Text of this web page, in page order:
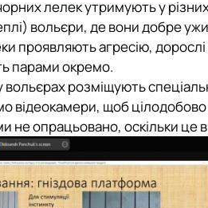
лелек утримують у
вольєри, де вони добре
проявляють агресію,
парами окремо.
розміщують
відеокамери, щоб цілодобово
не опрацьовано, оскільки це